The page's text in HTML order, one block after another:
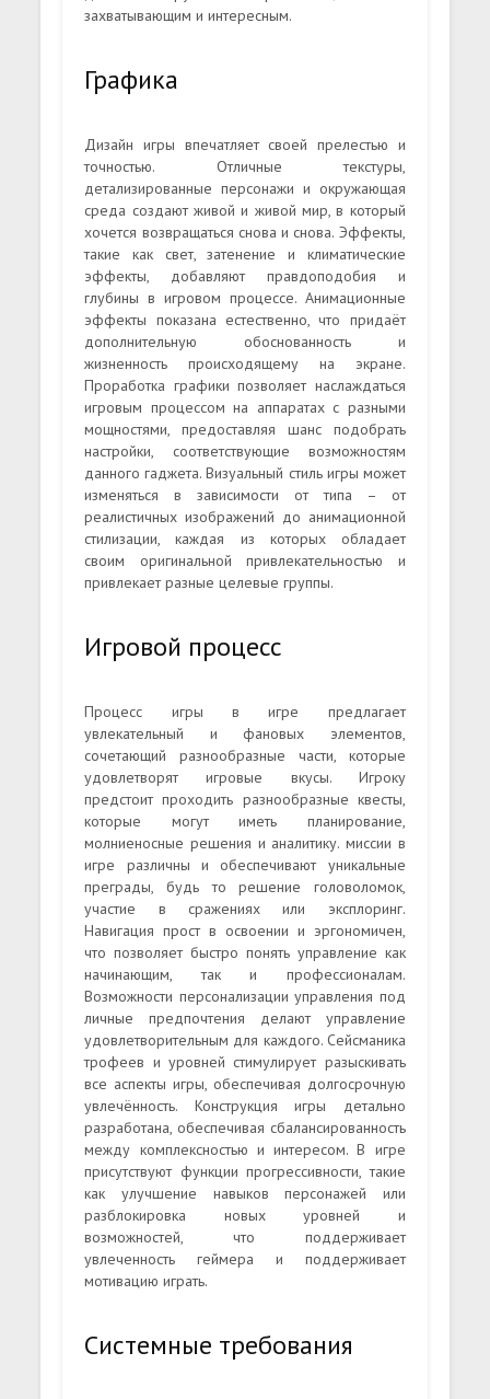
захватывающим и интересным.
Графика
Дизайн игры впечатляет своей прелестью и
точностью. Отличные текстуры,
детализированные персонажи и окружающая
среда создают живой и живой мир, в который
хочется возвращаться снова и снова. Эффекты,
такие как свет, затенение и климатические
эффекты, добавляют правдоподобия и
глубины в игровом процессе. Анимационные
эффекты показана естественно, что придаёт
дополнительную обоснованность и
жизненность происходящему на экране.
Проработка графики позволяет наслаждаться
игровым процессом на аппаратах с разными
мощностями, предоставляя шанс подобрать
настройки, соответствующие возможностям
данного гаджета. Визуальный стиль игры может
изменяться в зависимости от типа – от
реалистичных изображений до анимационной
стилизации, каждая из которых обладает
своим оригинальной привлекательностью и
привлекает разные целевые группы.
Игровой процесс
Процесс игры в игре предлагает
увлекательный и фановых элементов,
сочетающий разнообразные части, которые
удовлетворят игровые вкусы. Игроку
предстоит проходить разнообразные квесты,
которые могут иметь планирование,
молниеносные решения и аналитику. миссии в
игре различны и обеспечивают уникальные
преграды, будь то решение головоломок,
участие в сражениях или эксплоринг.
Навигация прост в освоении и эргономичен,
что позволяет быстро понять управление как
начинающим, так и профессионалам.
Возможности персонализации управления под
личные предпочтения делают управление
удовлетворительным для каждого. Сейсманика
трофеев и уровней стимулирует разыскивать
все аспекты игры, обеспечивая долгосрочную
увлечённость. Конструкция игры детально
разработана, обеспечивая сбалансированность
между комплексностью и интересом. В игре
присутствуют функции прогрессивности, такие
как улучшение навыков персонажей или
разблокировка новых уровней и
возможностей, что поддерживает
увлеченность геймера и поддерживает
мотивацию играть.
Системные требования